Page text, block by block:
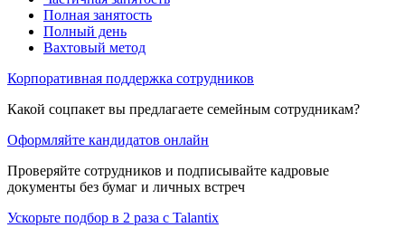
Полная занятость
Полный день
Вахтовый метод
Корпоративная поддержка сотрудников
Какой соцпакет вы предлагаете семейным сотрудникам?
Оформляйте кандидатов онлайн
Проверяйте сотрудников и подписывайте кадровые
документы без бумаг и личных встреч
Ускорьте подбор в 2 раза с Talantix